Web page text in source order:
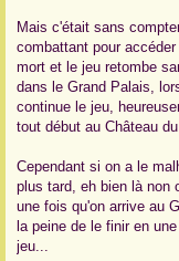
Mais c'était sans
combattant pour
mort et le jeu retombe
dans le Grand Palais,
continue le jeu,
tout début au Château du
Cependant si on a le
plus tard, eh bien là non
une fois qu'on arrive au
la peine de le finir en
jeu...